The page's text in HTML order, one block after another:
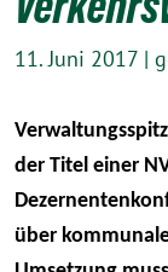
11. Juni 2017 |
der Titel einer
über